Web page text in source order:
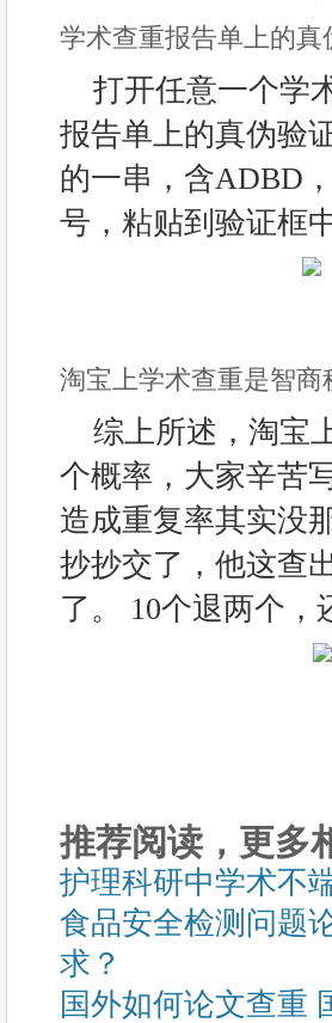
学术查重报告单上的真
打开任意一个学
报告单上的真伪验
的一串，含ADBD
号，粘贴到验证框
淘宝上学术查重是智商
综上所述，淘宝
个概率，大家辛苦
造成重复率其实没
抄抄交了，他这查
了。 10个退两个，
推荐阅读，更多
护理科研中学术不
食品安全检测问题
求？
国外如何论文查重